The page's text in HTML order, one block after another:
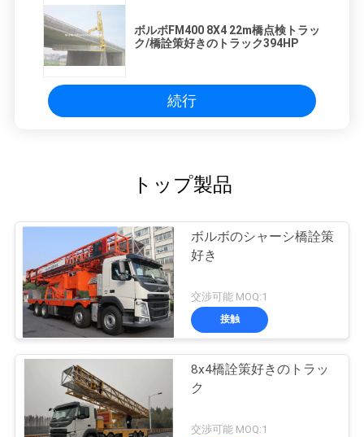
ボルボFM400 8X4 22m橋点検トラッ
ク/橋詮策好きのトラック394HP
続行
トップ製品
ボルボのシャーシ橋詮策
好き
交渉可能 MOQ:1
接触
8x4橋詮策好きのトラッ
ク
交渉可能 MOQ:1